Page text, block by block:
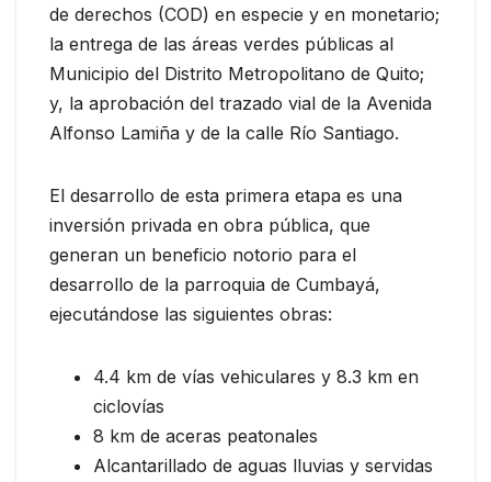
de derechos (COD) en especie y en monetario;
la entrega de las áreas verdes públicas al
Municipio del Distrito Metropolitano de Quito;
y, la aprobación del trazado vial de la Avenida
Alfonso Lamiña y de la calle Río Santiago.
El desarrollo de esta primera etapa es una
inversión privada en obra pública, que
generan un beneficio notorio para el
desarrollo de la parroquia de Cumbayá,
ejecutándose las siguientes obras:
4.4 km de vías vehiculares y 8.3 km en
ciclovías
8 km de aceras peatonales
Alcantarillado de aguas lluvias y servidas